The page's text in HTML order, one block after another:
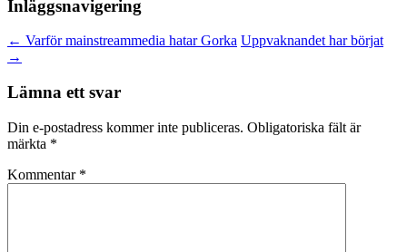
Inläggsnavigering
← Varför mainstreammedia hatar Gorka Uppvaknandet har börjat
→
Lämna ett svar
Din e-postadress kommer inte publiceras. Obligatoriska fält är
märkta *
Kommentar *